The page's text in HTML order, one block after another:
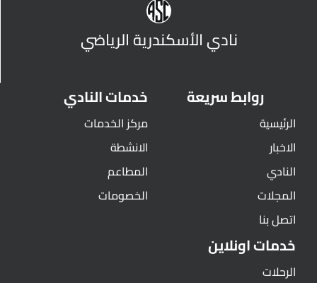
نادي الأسكندرية الرياضي
روابط سريعة
الرئيسية
الاخبار
النادي
المجلات
اتصل بنا
خدمات النادي
مركز الخدمات
الانشطة
المطاعم
الخصومات
خدمات اونلاين
الرحلات